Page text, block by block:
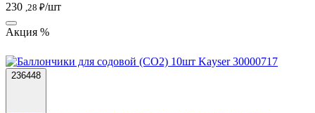
230 ,28 ₽/шт
Акция %
236448